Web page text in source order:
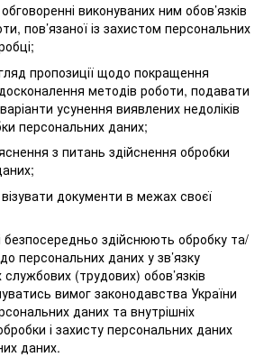
виконуваних ним обов’язків
пов’язаної із захистом персональних
пропозиції щодо покращення
методів роботи, подавати
усунення виявлених недоліків
персональних даних;
з питань здійснення обробки
документи в межах своєї
безпосередньо здійснюють обробку та/
персональних даних у зв’язку
(трудових) обов’язків
вимог законодавства України
даних та внутрішніх
і захисту персональних даних
даних.